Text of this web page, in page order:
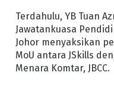
Terdahulu, YB Tuan
Jawatankuasa
Johor menyaksikan
MoU antara JSkills
Menara Komtar, JBCC.